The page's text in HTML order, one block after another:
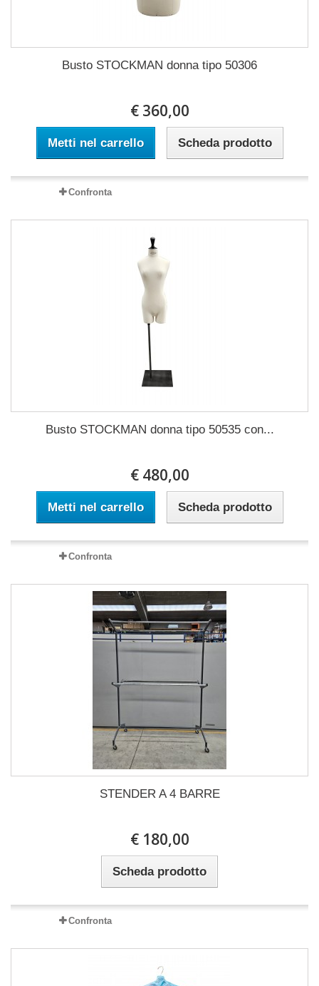
Busto STOCKMAN donna tipo 50306
€ 360,00
Metti nel carrello Scheda prodotto
Confronta
Busto STOCKMAN donna tipo 50535 con...
€ 480,00
Metti nel carrello Scheda prodotto
Confronta
STENDER A 4 BARRE
€ 180,00
Scheda prodotto
Confronta